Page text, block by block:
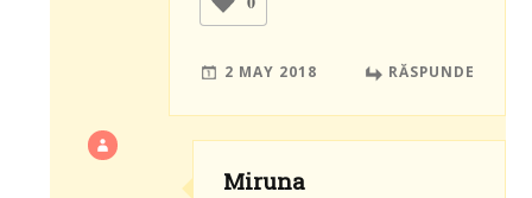
2 MAY 2018 RĂSPUNDE
Miruna